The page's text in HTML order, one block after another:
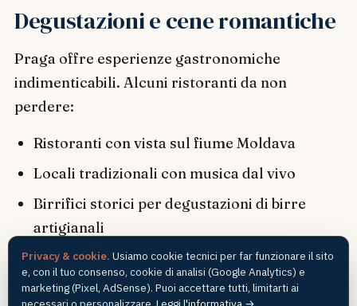
Degustazioni e cene romantiche
Praga offre esperienze gastronomiche
indimenticabili. Alcuni ristoranti da non
perdere:
Ristoranti con vista sul fiume Moldava
Locali tradizionali con musica dal vivo
Birrifici storici per degustazioni di birre
artigianali
Consigli pratici per il
Privacy & cookie. Usiamo cookie tecnici per far funzionare il sito
e, con il tuo consenso, cookie di analisi (Google Analytics) e
marketing (Pixel, AdSense). Puoi accettare tutti, limitarti ai